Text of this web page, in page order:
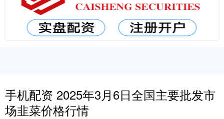
手机配资 2025年3月6日全国主要批发市
场韭菜价格行情